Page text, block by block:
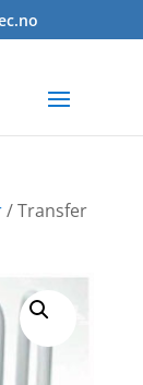
/ Transfer